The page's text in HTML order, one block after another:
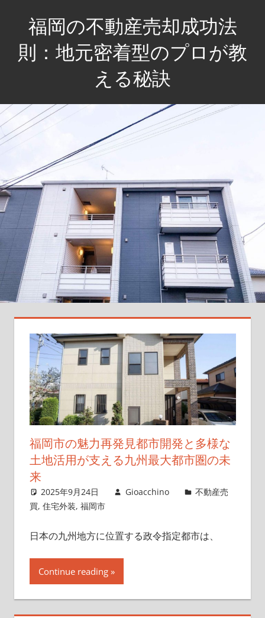
ス
キ
ッ
福岡の不動産売却成功法
則：地元密着型のプロが教
える秘訣
地
元
の
で
売
却
を
に
導
く、
あ
福岡市の魅力再発見都市開発と多様な
土地活用が支える九州最大都市圏の未
来
2025年9月24日 Gioacchino
不動産売
買, 住宅外装, 福岡市
日本の九州地方に位置する政令指定都市は、
Continue reading